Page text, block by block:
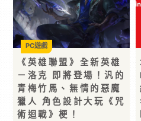
《英雄聯盟》全新英雄
－洛克 即將登場！汎的
青梅竹馬、無情的惡魔
獵人 角色設計大玩《咒
術迴戰》梗！
PC遊戲